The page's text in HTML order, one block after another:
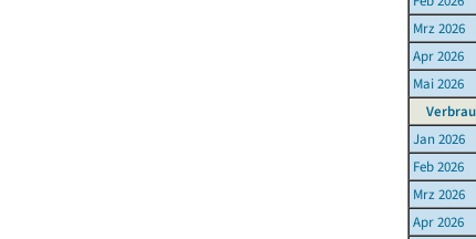
Mrz 2026
Apr 2026
Mai 2026
Jan 2026
Feb 2026
Mrz 2026
Apr 2026